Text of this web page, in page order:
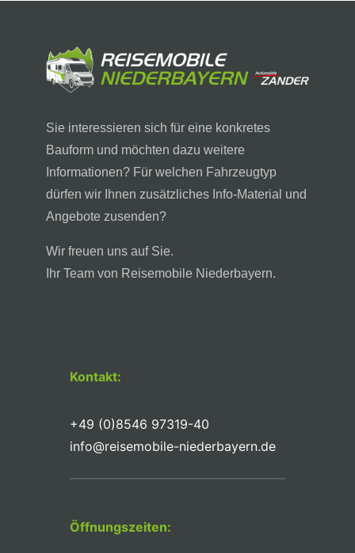
Sie interessieren sich für eine konkretes
Bauform und möchten dazu weitere
Informationen? Für welchen Fahrzeugtyp
dürfen wir Ihnen zusätzliches Info-Material und
Angebote zusenden?
Wir freuen uns auf Sie.
Ihr Team von Reisemobile Niederbayern.
Kontakt:
+49 (0)8546 97319-40
info@reisemobile-niederbayern.de
Öffnungszeiten: